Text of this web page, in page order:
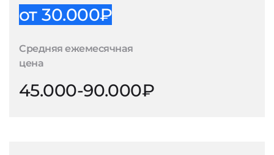
от 30.000₽
Средняя ежемесячная
цена
45.000-90.000₽